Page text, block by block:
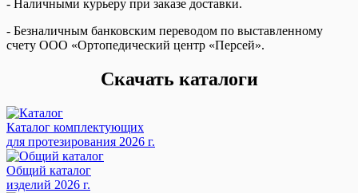
- Наличными курьеру при заказе доставки.
- Безналичным банковским переводом по выставленному
счету ООО «Ортопедический центр «Персей».
Скачать каталоги
Каталог комплектующих
для протезирования 2026 г.
Общий каталог
изделий 2026 г.